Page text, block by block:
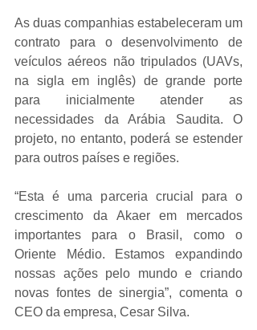
As duas companhias estabeleceram um
contrato para o desenvolvimento de
veículos aéreos não tripulados (UAVs,
na sigla em inglês) de grande porte
para inicialmente atender as
necessidades da Arábia Saudita. O
projeto, no entanto, poderá se estender
para outros países e regiões.
“Esta é uma parceria crucial para o
crescimento da Akaer em mercados
importantes para o Brasil, como o
Oriente Médio. Estamos expandindo
nossas ações pelo mundo e criando
novas fontes de sinergia”, comenta o
CEO da empresa, Cesar Silva.